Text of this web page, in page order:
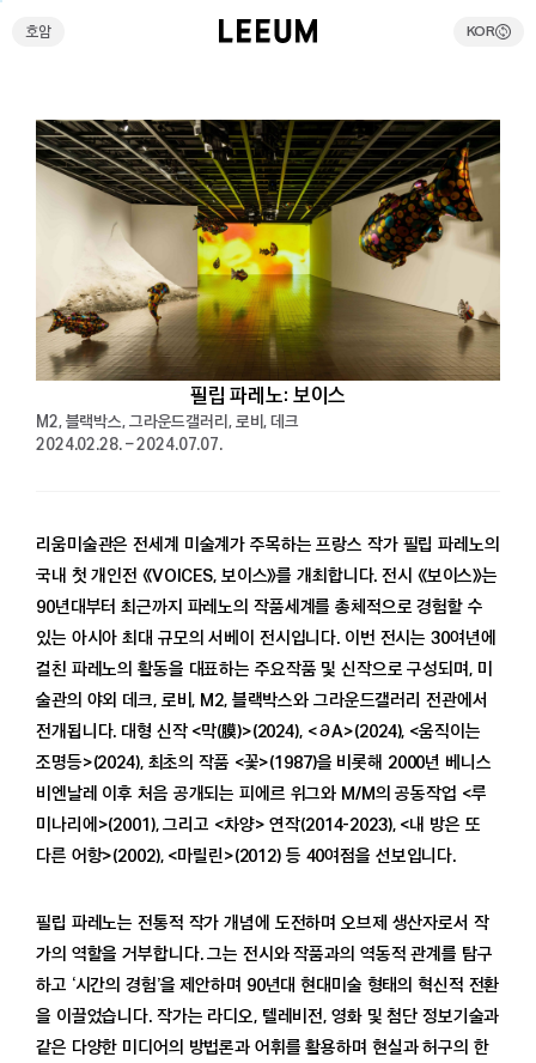
호암 KOR
호암 KOR
검색
전시예약
리움호암 셔틀버스예약
온라인스토어
방문안내
전시
소장품
고미술
현대미술
수어해설
배움·연구
프로그램
아카이브
출판
영상·자료
가입과 안내
프로그램과 혜택
뉴스레터
멤버십 공지
필립 파레노: 보이스
M2, 블랙박스, 그라운드갤러리, 로비, 데크
2024.02.28. – 2024.07.07.
리움미술관은 전세계 미술계가 주목하는 프랑스 작가 필립 파레노의
국내 첫 개인전 《VOICES, 보이스》를 개최합니다. 전시 《보이스》는
90년대부터 최근까지 파레노의 작품세계를 총체적으로 경험할 수
있는 아시아 최대 규모의 서베이 전시입니다. 이번 전시는 30여년에
걸친 파레노의 활동을 대표하는 주요작품 및 신작으로 구성되며, 미
술관의 야외 데크, 로비, M2, 블랙박스와 그라운드갤러리 전관에서
전개됩니다. 대형 신작 <막(膜)>(2024), <∂A>(2024), <움직이는
조명등>(2024), 최초의 작품 <꽃>(1987)을 비롯해 2000년 베니스
비엔날레 이후 처음 공개되는 피에르 위그와 M/M의 공동작업 <루
미나리에>(2001), 그리고 <차양> 연작(2014-2023), <내 방은 또
다른 어항>(2002), <마릴린>(2012) 등 40여점을 선보입니다.
필립 파레노는 전통적 작가 개념에 도전하며 오브제 생산자로서 작
가의 역할을 거부합니다. 그는 전시와 작품과의 역동적 관계를 탐구
하고 ‘시간의 경험’을 제안하며 90년대 현대미술 형태의 혁신적 전환
을 이끌었습니다. 작가는 라디오, 텔레비전, 영화 및 첨단 정보기술과
같은 다양한 미디어의 방법론과 어휘를 활용하며 현실과 허구의 한